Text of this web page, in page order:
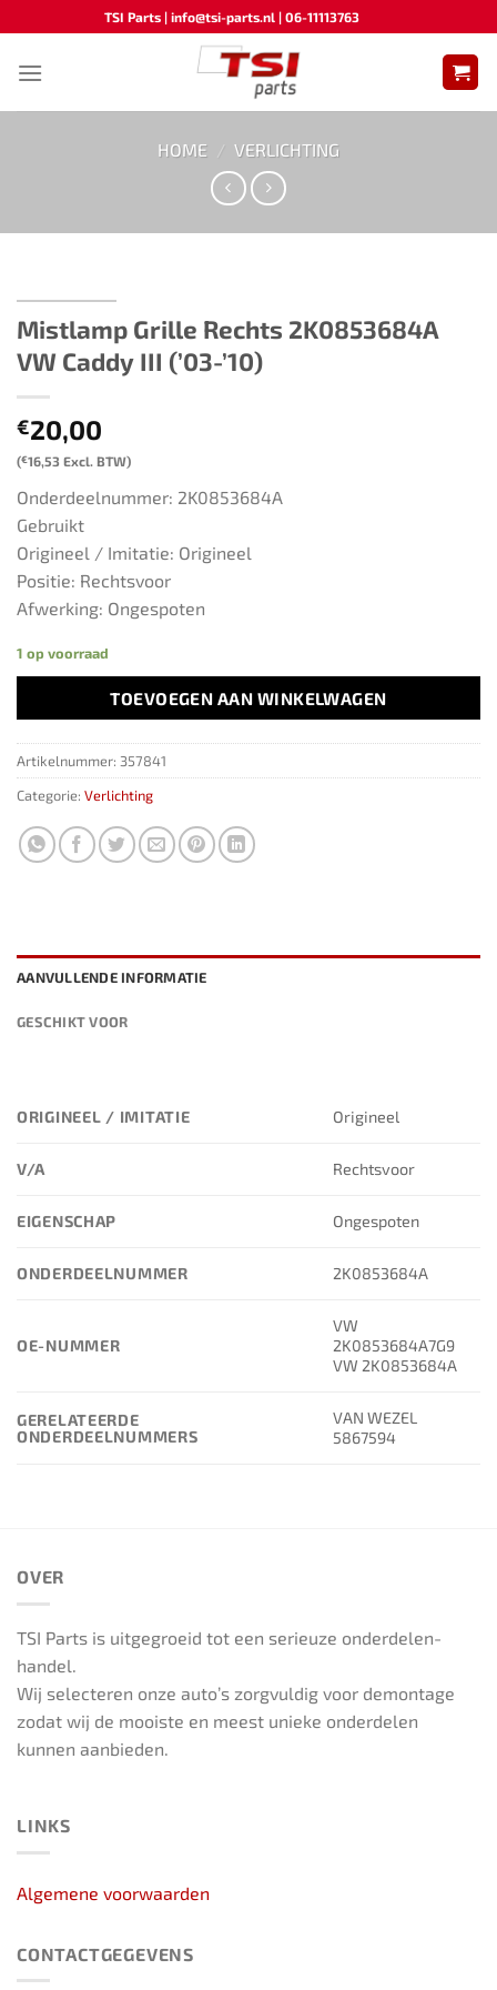
naar
inhoud
TSI Parts | info@tsi-parts.nl | 06-11113763
HOME / VERLICHTING
Mistlamp Grille Rechts 2K0853684A ​​
VW Caddy III (’03-’10)​
€20,00
(€16,53 Excl. BTW)
Onderdeelnummer: 2K0853684A
Gebruikt
Origineel / Imitatie: Origineel
Positie: Rechtsvoor
Afwerking: Ongespoten
1 op voorraad
TOEVOEGEN AAN WINKELWAGEN
Artikelnummer: 357841
Categorie: Verlichting
AANVULLENDE INFORMATIE
GESCHIKT VOOR
ORIGINEEL / IMITATIE Origineel
V/A Rechtsvoor
EIGENSCHAP Ongespoten
ONDERDEELNUMMER 2K0853684A
OE-NUMMER
VW
2K0853684A7G9
VW 2K0853684A
GERELATEERDE
ONDERDEELNUMMERS
VAN WEZEL
5867594
OVER
TSI Parts is uitgegroeid tot een serieuze onderdelen-
handel.
Wij selecteren onze auto’s zorgvuldig voor demontage
zodat wij de mooiste en meest unieke onderdelen
kunnen aanbieden.
LINKS
Algemene voorwaarden
CONTACTGEGEVENS